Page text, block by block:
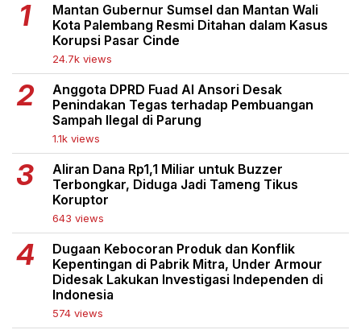
Mantan Gubernur Sumsel dan Mantan Wali
Kota Palembang Resmi Ditahan dalam Kasus
Korupsi Pasar Cinde
24.7k views
Anggota DPRD Fuad Al Ansori Desak
Penindakan Tegas terhadap Pembuangan
Sampah Ilegal di Parung
1.1k views
Aliran Dana Rp1,1 Miliar untuk Buzzer
Terbongkar, Diduga Jadi Tameng Tikus
Koruptor
643 views
Dugaan Kebocoran Produk dan Konflik
Kepentingan di Pabrik Mitra, Under Armour
Didesak Lakukan Investigasi Independen di
Indonesia
574 views